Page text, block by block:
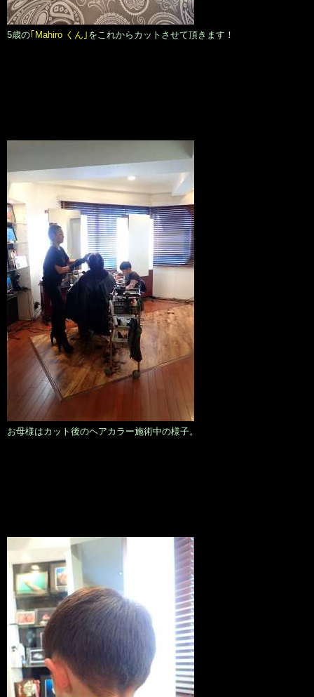
5歳の｢Mahiro くん｣ をこれからカットさせて頂きます！
お母様はカット後のヘアカラー施術中の様子。